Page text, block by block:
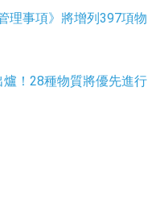
理事項》將增列397項物
！28種物質將優先進行